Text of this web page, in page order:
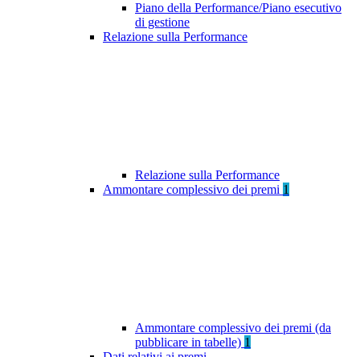
Piano della Performance/Piano esecutivo
di gestione
Relazione sulla Performance
Relazione sulla Performance
Ammontare complessivo dei premi 1
Ammontare complessivo dei premi (da
pubblicare in tabelle) 1